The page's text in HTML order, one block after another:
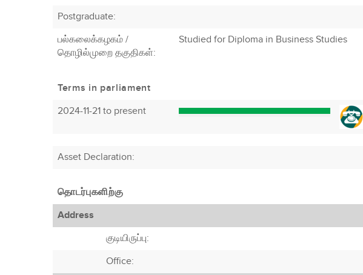
Postgraduate:
பல்கலைக்கழகம் /
தொழில்முறை தகுதிகள்:
Studied for Diploma in Business Studies
Terms in parliament
2024-11-21 to present
Asset Declaration:
தொடர்புகளிற்கு
Address
குடியிருப்பு:
Office: